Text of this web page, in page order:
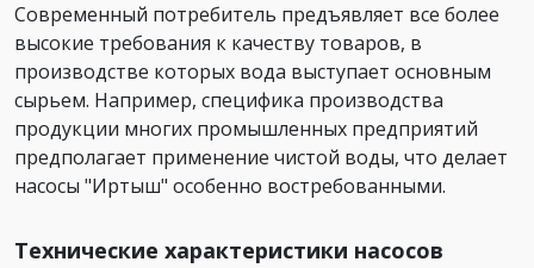
Современный потребитель предъявляет все более
высокие требования к качеству товаров, в
производстве которых вода выступает основным
сырьем. Например, специфика производства
продукции многих промышленных предприятий
предполагает применение чистой воды, что делает
насосы "Иртыш" особенно востребованными.
Технические характеристики насосов